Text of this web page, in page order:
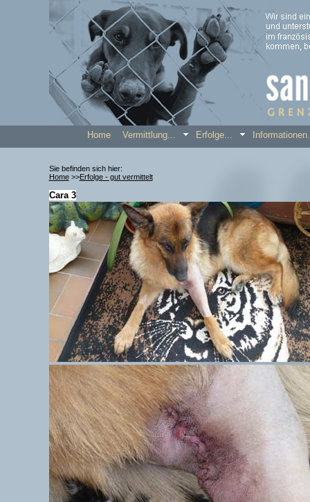
Home Vermittlung... Erfolge...
Sie befinden sich hier:
Home>>Erfolge - gut vermittelt
Cara 3